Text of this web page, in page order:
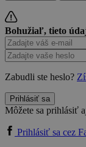
Bohužiaľ, tieto
Zabudli ste heslo?
Prihlásiť sa
Môžete sa prihlásiť
Prihlásiť sa cez